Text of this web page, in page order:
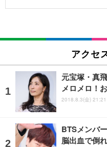
アクセ
元宝塚・真
メロメロ！
2018.8.3(金) 21:21
BTSメンバ
脳出血で倒